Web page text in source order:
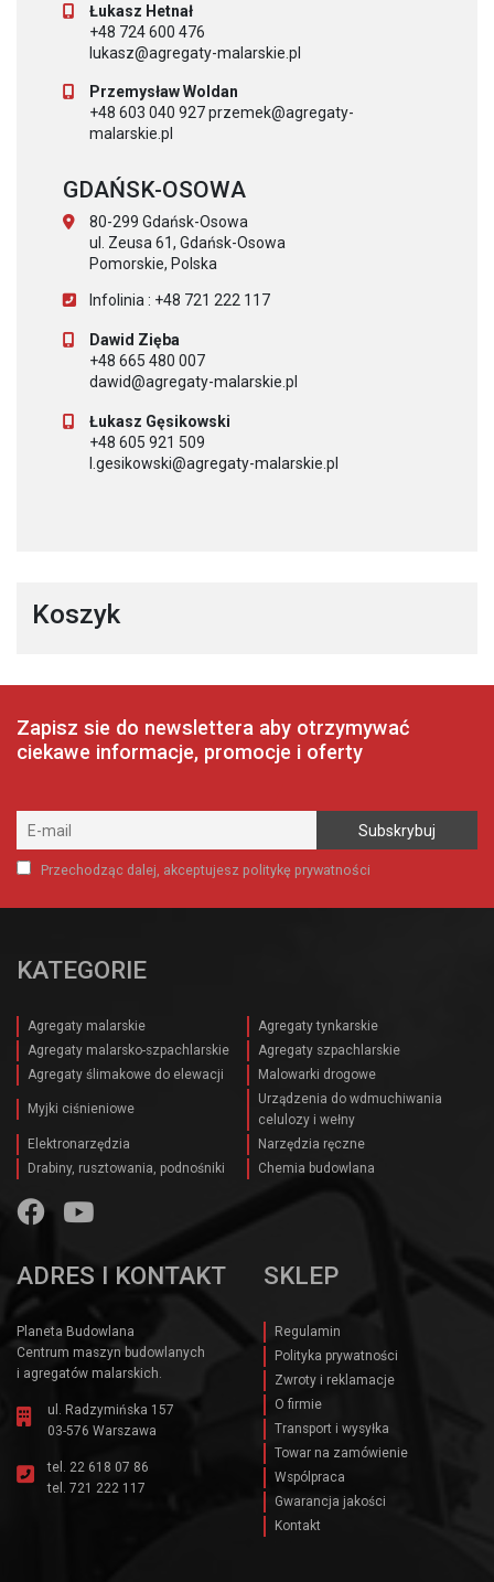
Łukasz Hetnał
+48 724 600 476
lukasz@agregaty-malarskie.pl
Przemysław Woldan
+48 603 040 927 przemek@agregaty-
malarskie.pl
GDAŃSK-OSOWA
80-299 Gdańsk-Osowa
ul. Zeusa 61, Gdańsk-Osowa
Pomorskie, Polska
Infolinia : +48 721 222 117
Dawid Zięba
+48 665 480 007
dawid@agregaty-malarskie.pl
Łukasz Gęsikowski
+48 605 921 509
l.gesikowski@agregaty-malarskie.pl
Koszyk
Zapisz sie do newslettera aby otrzymywać
ciekawe informacje, promocje i oferty
Przechodząc dalej, akceptujesz politykę prywatności
KATEGORIE
Agregaty malarskie
Agregaty tynkarskie
Agregaty malarsko-szpachlarskie
Agregaty szpachlarskie
Agregaty ślimakowe do elewacji
Malowarki drogowe
Myjki ciśnieniowe
Urządzenia do wdmuchiwania
celulozy i wełny
Elektronarzędzia
Narzędzia ręczne
Drabiny, rusztowania, podnośniki
Chemia budowlana
ADRES I KONTAKT
Planeta Budowlana
Centrum maszyn budowlanych
i agregatów malarskich.
ul. Radzymińska 157
03-576 Warszawa
tel. 22 618 07 86
tel. 721 222 117
SKLEP
Regulamin
Polityka prywatności
Zwroty i reklamacje
O firmie
Transport i wysyłka
Towar na zamówienie
Wspólpraca
Gwarancja jakości
Kontakt